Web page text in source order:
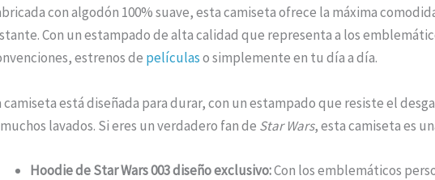
con algodón 100% suave, esta camiseta ofrece la máxima
Con un estampado de alta calidad que representa a los
estrenos de películaso simplemente en tu día a día.
camiseta está diseñada para durar, con un estampado que resiste el
lavados. Si eres un verdadero fan de Star Wars, esta camiseta es
Hoodie de Star Wars 003 diseño exclusivo:Con los emblemáticos